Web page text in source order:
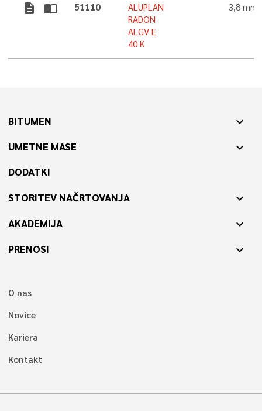
description import_contacts 51110
ALUPLAN
RADON
ALGV E
40 K
3,8 mm
BITUMEN expand_more
UMETNE MASE expand_more
DODATKI
STORITEV NAČRTOVANJA
expand_more
AKADEMIJA expand_more
PRENOSI expand_more
O nas
Novice
Kariera
Kontakt